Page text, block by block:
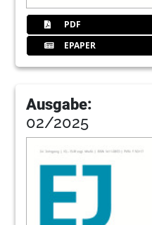
PDF
EPAPER
Ausgabe:
02/2025